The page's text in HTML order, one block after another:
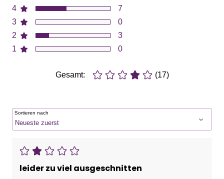
4
3
2
1
7
0
3
0
Gesamt: (17)
Sortieren nach
leider zu viel ausgeschnitten